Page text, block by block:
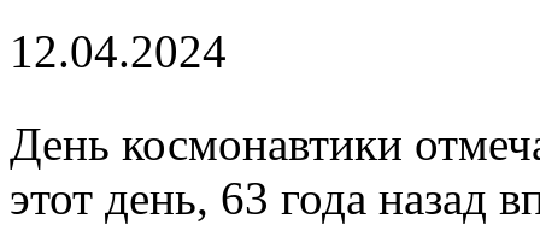
12.04.2024
День космонавтики
этот день, 63 года назад